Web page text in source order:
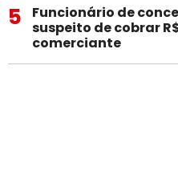
5
Funcionário de
suspeito de cobrar
comerciante